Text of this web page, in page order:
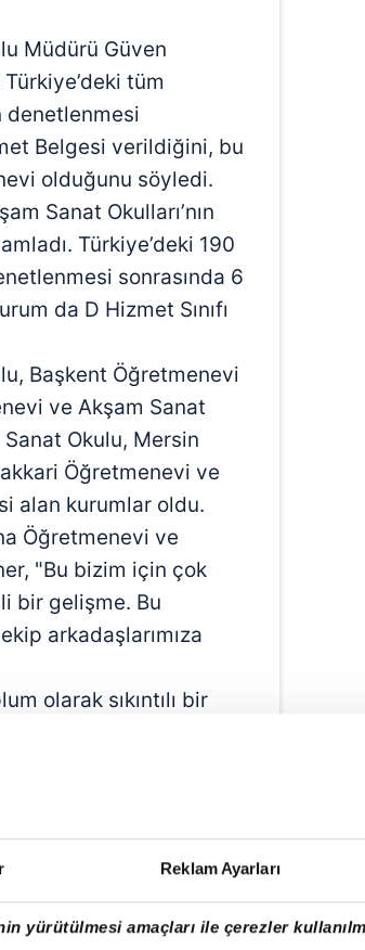
Reklam Ayarları
yürütülmesi amaçları ile çerezler
Müdürü Güven
tüm
denetlenmesi
Belgesi verildiğini, bu
olduğunu söyledi.
Sanat Okulları’nın
Türkiye’deki 190
sonrasında 6
da D Hizmet Sınıfı
Başkent Öğretmenevi
ve Akşam Sanat
Okulu, Mersin
Öğretmenevi ve
alan kurumlar oldu.
Öğretmenevi ve
"Bu bizim için çok
bir gelişme. Bu
arkadaşlarımıza
olarak sıkıntılı bir
sürecinde
alınan tedbirler
hizmetlerin
Buna rağmen
üstesinden geldik.
seviyede tuttuk. Bu
ifadelerini